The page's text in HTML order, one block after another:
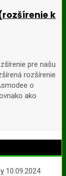
k
pre našu
rozšírenie
o
ako
10.09.2024